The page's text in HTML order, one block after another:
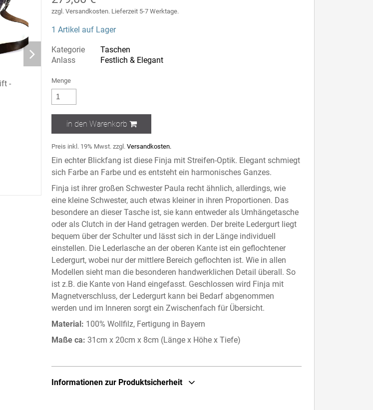
-
Finja
zzgl. Versandkosten. Lieferzeit 5-7 Werktage.
1 Artikel auf Lager
Kategorie
Taschen
Anlass
Festlich & Elegant
Menge
in den Warenkorb
Preis inkl. 19% Mwst. zzgl.Versandkosten.
Ein echter Blickfang ist diese Finja mit Streifen-Optik. Elegant schmiegt
sich Farbe an Farbe und es entsteht ein harmonisches Ganzes.
Finja ist ihrer großen Schwester Paula recht ähnlich, allerdings, wie
eine kleine Schwester, auch etwas kleiner in ihren Proportionen. Das
besondere an dieser Tasche ist, sie kann entweder als Umhängetasche
oder als Clutch in der Hand getragen werden. Der breite Ledergurt liegt
bequem über der Schulter und lässt sich in der Länge individuell
einstellen. Die Lederlasche an der oberen Kante ist ein geflochtener
Ledergurt, wobei nur der mittlere Bereich geflochten ist. Wie in allen
Modellen sieht man die besonderen handwerklichen Detail überall. So
ist z.B. die Kante von Hand eingefasst. Geschlossen wird Finja mit
Magnetverschluss, der Ledergurt kann bei Bedarf abgenommen
werden und im Inneren sorgt ein Zwischenfach für Übersicht.
Material: 100% Wollfilz, Fertigung in Bayern
Maße ca: 31cm x 20cm x 8cm (Länge x Höhe x Tiefe)
Informationen zur Produktsicherheit